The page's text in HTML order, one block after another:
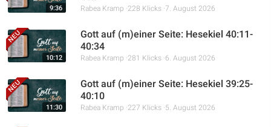
9:36 Rabea Kramp 228 Klicks 7. August 2026
10:12
Gott auf (m)einer Seite: Hesekiel 40:11-
40:34
Rabea Kramp 281 Klicks 6. August 2026
11:30
Gott auf (m)einer Seite: Hesekiel 39:25-
40:10
Rabea Kramp 227 Klicks 5. August 2026